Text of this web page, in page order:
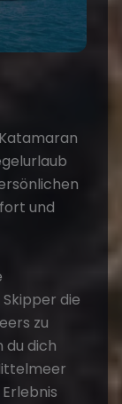
und
die
zu
du dich